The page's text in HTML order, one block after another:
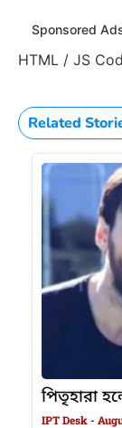
Sponsored
HTML / JS
Related
পিতৃহারা
IPT Desk